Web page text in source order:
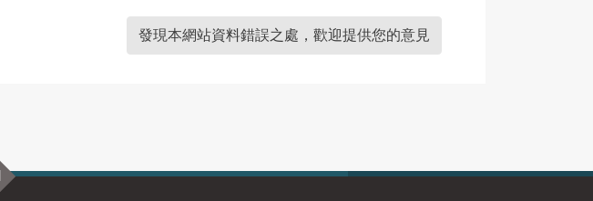
發現本網站資料錯誤之處，歡迎提供您的意見